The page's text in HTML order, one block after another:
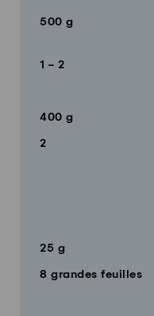
500 g
1 - 2
400 g
2
25 g
8 grandes feuilles